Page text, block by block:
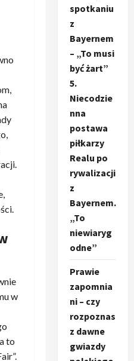
w
to
spotkaniu
z
Bayernem
– „To musi
być żart”
5.
Niecodzie
nna
postawa
piłkarzy
Realu po
rywalizacji
z
Bayernem.
„To
niewiaryg
odne”
Prawie
zapomnia
ni – czy
rozpoznas
z dawne
gwiazdy